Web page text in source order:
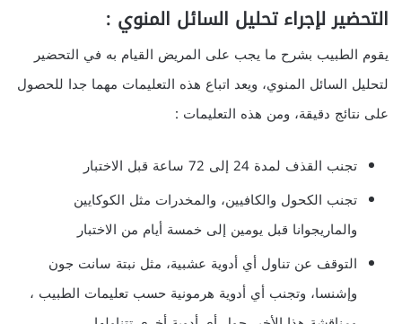
التحضير لإجراء تحليل السائل المنوي :
يقوم الطبيب بشرح ما يجب على المريض القيام به في التحضير
لتحليل السائل المنوي، ويعد اتباع هذه التعليمات مهما جدا للحصول
على نتائج دقيقة، ومن هذه التعليمات :
تجنب القذف لمدة 24 إلى 72 ساعة قبل الاختبار
تجنب الكحول والكافيين، والمخدرات مثل الكوكايين
والماريجوانا قبل يومين إلى خمسة أيام من الاختبار
التوقف عن تناول أي أدوية عشبية، مثل نبتة سانت جون
وإشنسا، وتجنب أي أدوية هرمونية حسب تعليمات الطبيب ،